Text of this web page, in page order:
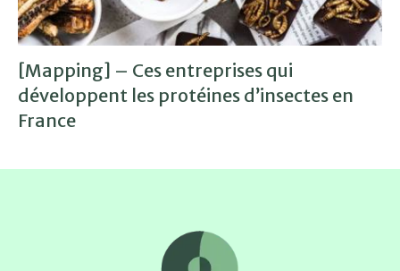
[Mapping] – Ces entreprises qui
développent les protéines d’insectes en
France